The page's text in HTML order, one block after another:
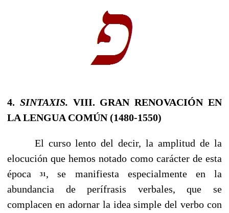
4. SINTAXIS. VIII. GRAN RENOVACIÓN EN
LA LENGUA COMÚN (1480-1550)
El curso lento del decir, la amplitud de la
elocución que hemos notado como carácter de esta
época31 , se manifies­ta especialmente en la
abundancia de perífrasis verbales, que se
complacen en adornar la idea simple del verbo con